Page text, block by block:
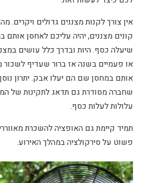
אין צורך לקנות מצננים גדולים
קונים מצננים, יהיה עליכם לאחסן
שיעלה כסף. היות ובדרך כלל עושים
או פעמיים בשנה אז ברור שעדיף לשכור
אותם במחסן שם הם יעלו אבק. יתרון
שחברה מסודרת גם תדאג לתקינות של
עלולות לעלות כסף.
תמיד קיימת גם האופציה להשכרת
פשוט על סירקולציה במהלך האירוע.